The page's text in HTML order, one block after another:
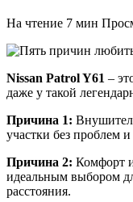
На чтение 7 мин
Nissan Patrol Y61 –
даже у такой
Причина 1:
участки без проблем
Причина 2: Комфорт
идеальным выбором
расстояния.